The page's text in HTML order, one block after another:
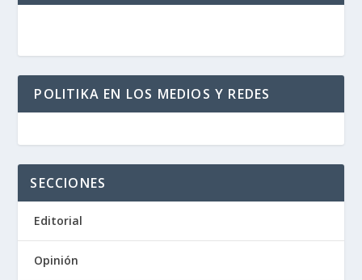
POLITIKA EN LOS MEDIOS Y REDES
SECCIONES
Editorial
Opinión